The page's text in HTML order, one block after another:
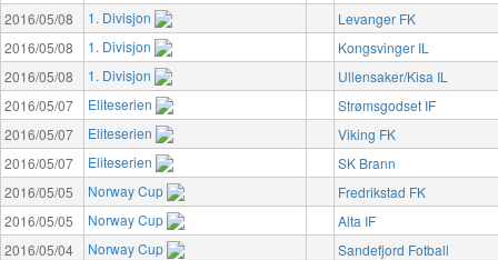
2016/05/08
1. Divisjon
Levanger FK
2016/05/08
1. Divisjon
Kongsvinger IL
2016/05/08
1. Divisjon
Ullensaker/Kisa IL
2016/05/07
Eliteserien
Strømsgodset IF
2016/05/07
Eliteserien
Viking FK
2016/05/07
Eliteserien
SK Brann
2016/05/05
Norway Cup
Fredrikstad FK
2016/05/05
Norway Cup
Alta IF
2016/05/04
Norway Cup
Sandefjord Fotball